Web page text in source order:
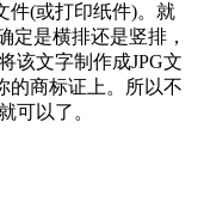
件(或打印纸件)。就
定是横排还是竖排，
该文字制作成JPG文
的商标证上。所以不
可以了。